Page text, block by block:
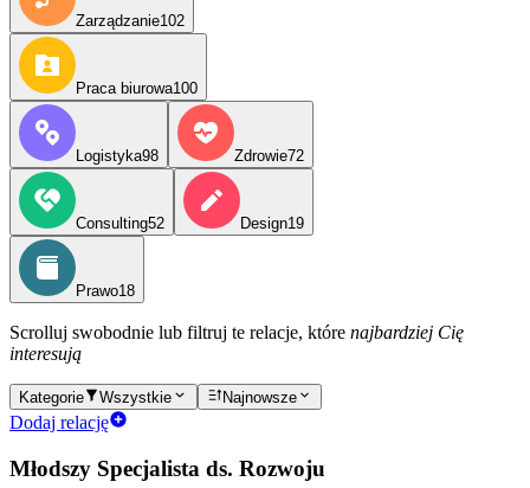
Zarządzanie102
Praca biurowa100
Logistyka98 Zdrowie72
Consulting52 Design19
Prawo18
Scrolluj swobodnie lub filtruj te relacje, które najbardziej Cię
interesują
Kategorie Wszystkie Najnowsze
Dodaj relację
Młodszy Specjalista ds. Rozwoju